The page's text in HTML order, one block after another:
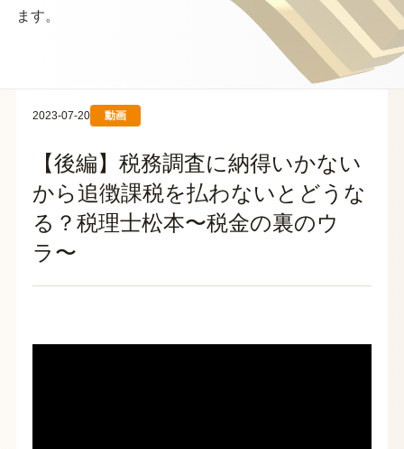
ます。
2023-07-20 動画
【後編】税務調査に納得いかない
から追徴課税を払わないとどうな
る？税理士松本〜税金の裏のウ
ラ〜